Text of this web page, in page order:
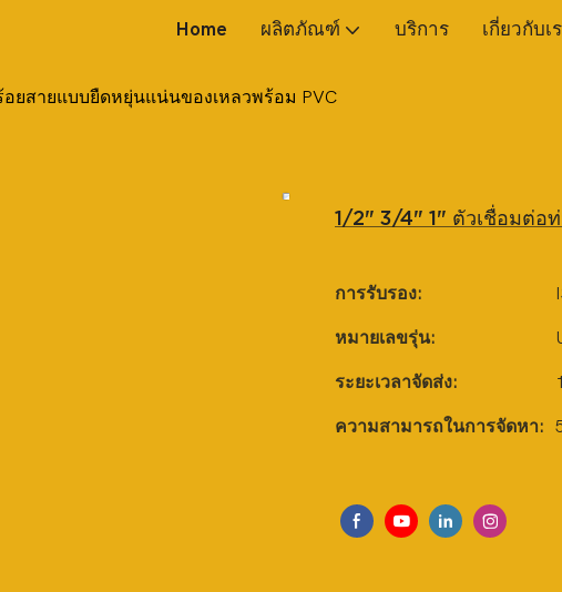
Home ผลิตภัณฑ์ บริการ เกี่ยวกับเ
ยสายแบบยืดหยุ่นแน่นของเหลวพร้อม PVC
1/2" 3/4" 1" ตัวเชื่อมต่อ
การรับรอง:
หมายเลขรุ่น:
ระยะเวลาจัดส่ง:
ความสามารถในการจัดหา: